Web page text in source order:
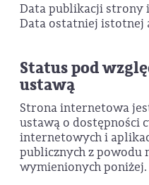
Data publikacji strony
Data ostatniej istotnej
Status pod
ustawą
Strona internetowa
ustawą o dostępności
internetowych i
publicznych z powodu
wymienionych poniżej.